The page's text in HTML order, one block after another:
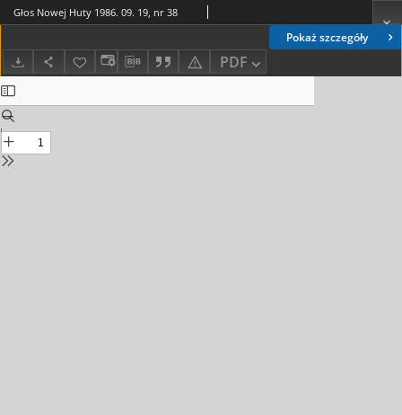
Pokaż szczegóły
PDF
Głos Nowej Huty 1986. 09. 19, nr 38